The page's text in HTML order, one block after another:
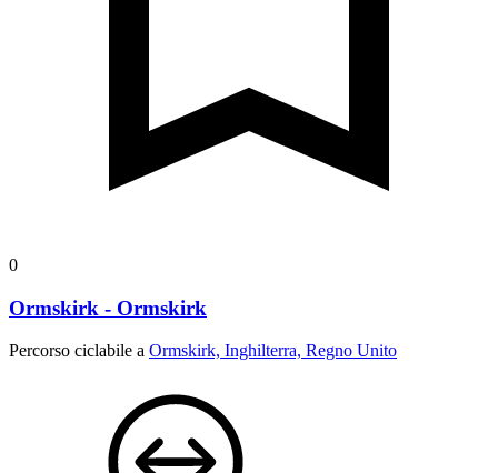
0
Ormskirk - Ormskirk
Percorso ciclabile a Ormskirk, Inghilterra, Regno Unito